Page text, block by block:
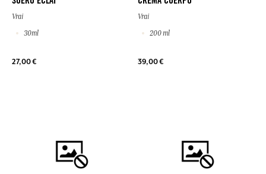
Vrai
30ml
27,00 €
Vrai
200 ml
39,00 €